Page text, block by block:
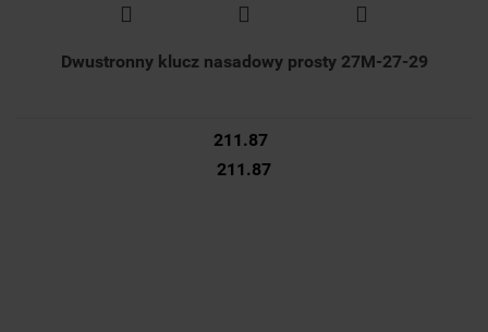
Dwustronny klucz nasadowy prosty 27M-27-29
211.87
211.87